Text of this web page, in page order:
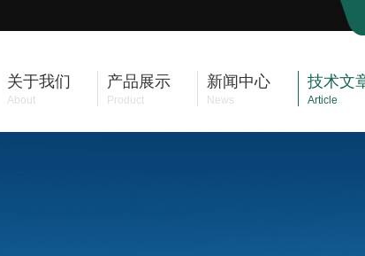
关于我们
About
产品展示
Product
新闻中心
News
技术文
Article